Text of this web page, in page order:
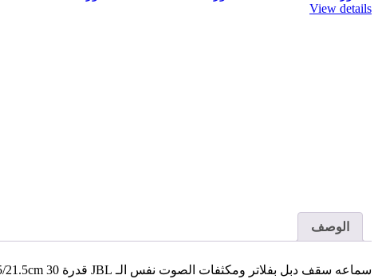
View details
الوصف
سماعه سقف دبل بفلاتر ومكثفات الصوت نفس الـ JBL قدرة 18.5/21.5cm 30 وات